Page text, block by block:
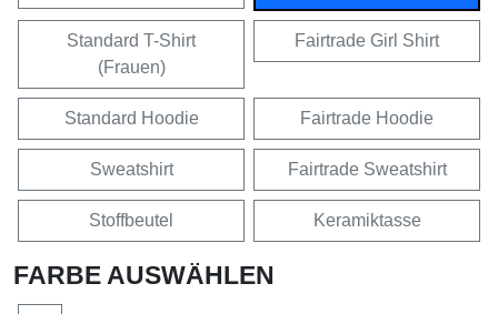
Standard T-Shirt
(Frauen)
Fairtrade Girl Shirt
Standard Hoodie Fairtrade Hoodie
Sweatshirt Fairtrade Sweatshirt
Stoffbeutel Keramiktasse
FARBE AUSWÄHLEN